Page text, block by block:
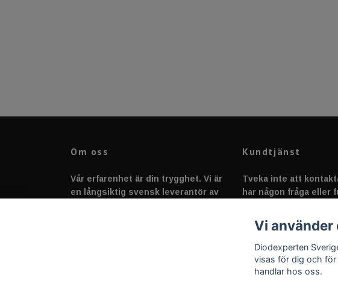
Om oss
Vår erfarenhet är din trygghet. Vi är
en långsiktig svensk leverantör av
Kundtjänst
Tveka inte att
har någon fråga eller
Vi använder
Diodexperten
visas för dig och för
handlar hos oss.